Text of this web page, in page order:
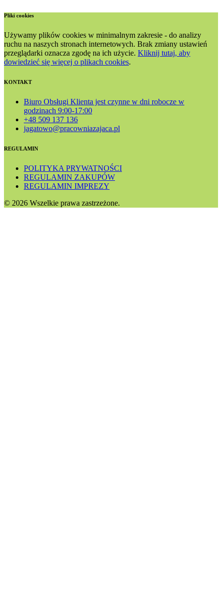
Pliki cookies
Używamy plików cookies w minimalnym zakresie - do analizy
ruchu na naszych stronach internetowych. Brak zmiany ustawień
przeglądarki oznacza zgodę na ich użycie. Kliknij tutaj, aby
dowiedzieć się więcej o plikach cookies.
KONTAKT
Biuro Obsługi Klienta jest czynne w dni robocze w
godzinach 9:00-17:00
+48 509 137 136
jagatowo@pracowniazajaca.pl
REGULAMIN
POLITYKA PRYWATNOŚCI
REGULAMIN ZAKUPÓW
REGULAMIN IMPREZY
© 2026 Wszelkie prawa zastrzeżone.